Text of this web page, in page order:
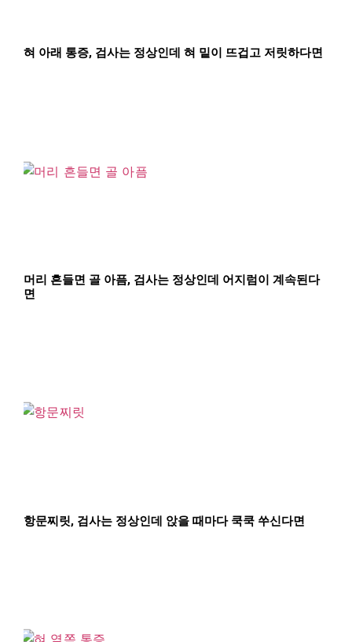
혀 아래 통증, 검사는 정상인데 혀 밑이 뜨겁고 저릿하다면
머리 흔들면 골 아픔, 검사는 정상인데 어지럼이 계속된다
면
항문찌릿, 검사는 정상인데 앉을 때마다 쿡쿡 쑤신다면